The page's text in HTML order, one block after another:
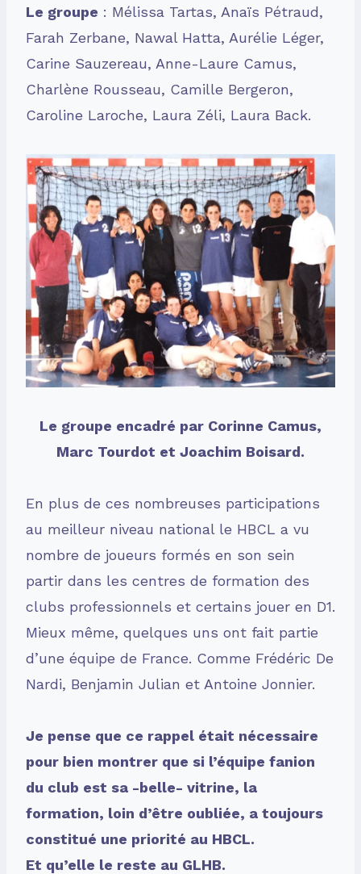
Le groupe : Mélissa Tartas, Anaïs Pétraud,
Farah Zerbane, Nawal Hatta, Aurélie Léger,
Carine Sauzereau, Anne-Laure Camus,
Charlène Rousseau, Camille Bergeron,
Caroline Laroche, Laura Zéli, Laura Back.
Le groupe encadré par Corinne Camus,
Marc Tourdot et Joachim Boisard.
En plus de ces nombreuses participations
au meilleur niveau national le HBCL a vu
nombre de joueurs formés en son sein
partir dans les centres de formation des
clubs professionnels et certains jouer en D1.
Mieux même, quelques uns ont fait partie
d’une équipe de France. Comme Frédéric De
Nardi, Benjamin Julian et Antoine Jonnier.
Je pense que ce rappel était nécessaire
pour bien montrer que si l’équipe fanion
du club est sa -belle- vitrine, la
formation, loin d’être oubliée, a toujours
constitué une priorité au HBCL.
Et qu’elle le reste au GLHB.